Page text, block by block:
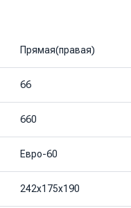
Прямая(правая)
66
660
Евро-60
242х175х190